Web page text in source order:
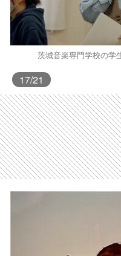
茨城音楽専門学校の学
17/21